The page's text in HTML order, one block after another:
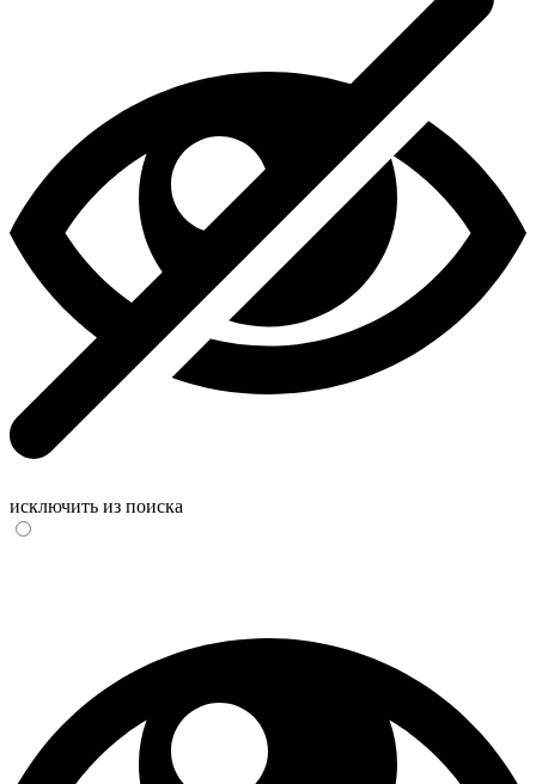
исключить из поиска